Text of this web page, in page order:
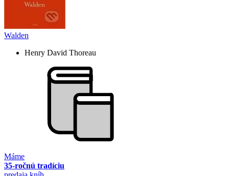
Walden
Henry David Thoreau
Máme
35-ročnú tradíciu